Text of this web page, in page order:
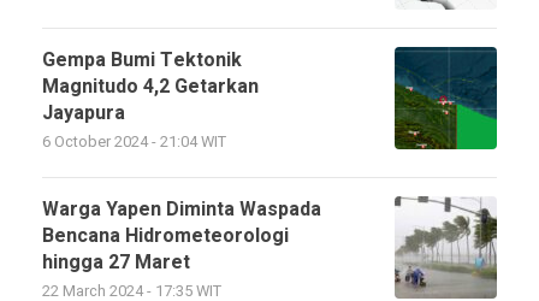
Gempa Bumi Tektonik
Magnitudo 4,2 Getarkan
Jayapura
6 October 2024 - 21:04 WIT
Warga Yapen Diminta Waspada
Bencana Hidrometeorologi
hingga 27 Maret
22 March 2024 - 17:35 WIT